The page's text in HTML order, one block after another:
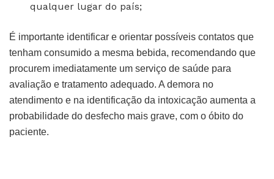
qualquer lugar do país;
É importante identificar e orientar possíveis contatos que
tenham consumido a mesma bebida, recomendando que
procurem imediatamente um serviço de saúde para
avaliação e tratamento adequado. A demora no
atendimento e na identificação da intoxicação aumenta a
probabilidade do desfecho mais grave, com o óbito do
paciente.